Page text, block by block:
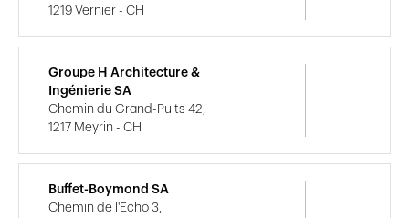
1219 Vernier - CH
Groupe H Architecture &
Ingénierie SA
Chemin du Grand-Puits 42,
1217 Meyrin - CH
Buffet-Boymond SA
Chemin de l'Echo 3,